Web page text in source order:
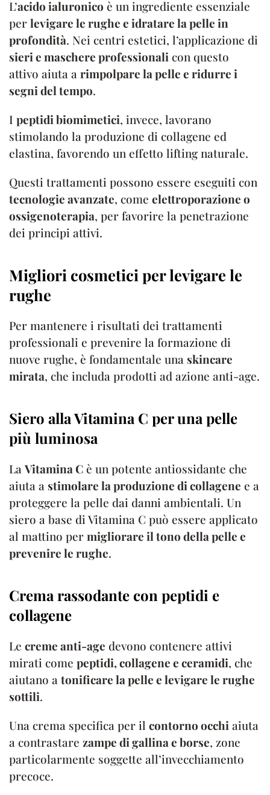
L’acido ialuronico è un ingrediente essenziale
perlevigare le rughe e idratare la pelle in
profondità. Nei centri estetici, l’applicazione di
sieri e maschere professionali con questo
attivo aiuta a rimpolpare la pelle e ridurre i
segni del tempo.
I peptidi biomimetici, invece, lavorano
stimolando la produzione di collagene ed
elastina, favorendo un effetto lifting naturale.
Questi trattamenti possono essere eseguiti con
tecnologie avanzate, come elettroporazione o
ossigenoterapia, per favorire la penetrazione
dei principi attivi.
Migliori cosmetici per levigare le
rughe
Per mantenere i risultati dei trattamenti
professionali e prevenire la formazione di
nuove rughe, è fondamentale una skincare
mirata, che includa prodotti ad azione anti-age.
Siero alla Vitamina C per una pelle
più luminosa
La Vitamina Cè un potente antiossidante che
aiuta a stimolare la produzione di collagene e a
proteggere la pelle dai danni ambientali. Un
siero a base di Vitamina C può essere applicato
al mattino permigliorare il tono della pelle e
prevenire le rughe.
Crema rassodante con peptidi e
collagene
Le creme anti-age devono contenere attivi
mirati come peptidi, collagene e ceramidi, che
aiutano a tonificare la pelle e levigare le rughe
sottili.
Una crema specifica per il contorno occhi aiuta
a contrastare zampe di gallina e borse, zone
particolarmente soggette all’invecchiamento
precoce.